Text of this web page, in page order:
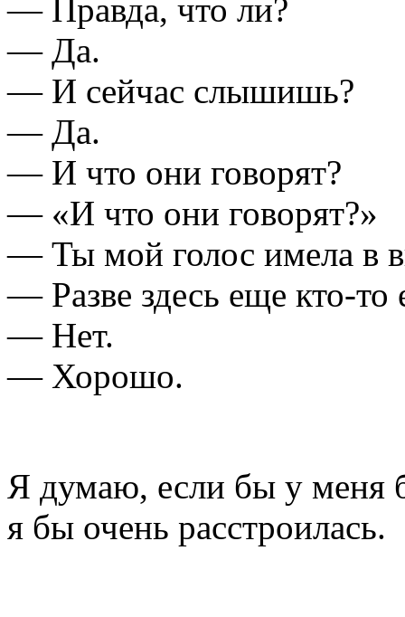
— Правда, что ли?
— Да.
— И сейчас слышишь?
— Да.
— И что они говорят?
— «И что они говорят?»
— Ты мой голос имела в
— Разве здесь еще кто-то
— Нет.
— Хорошо.
Я думаю, если бы у меня
я бы очень расстроилась.